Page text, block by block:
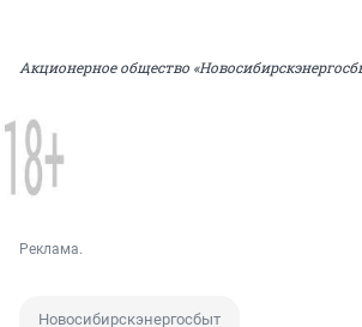
Акционерное общество
Реклама.
Новосибирскэнергосбыт